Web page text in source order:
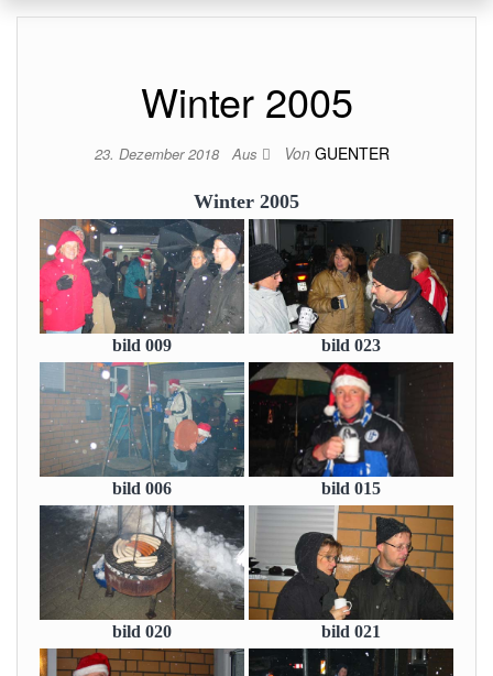
Winter 2005
23. Dezember 2018 Aus Von GUENTER
Winter 2005
bild 009 bild 023
bild 006 bild 015
bild 020 bild 021